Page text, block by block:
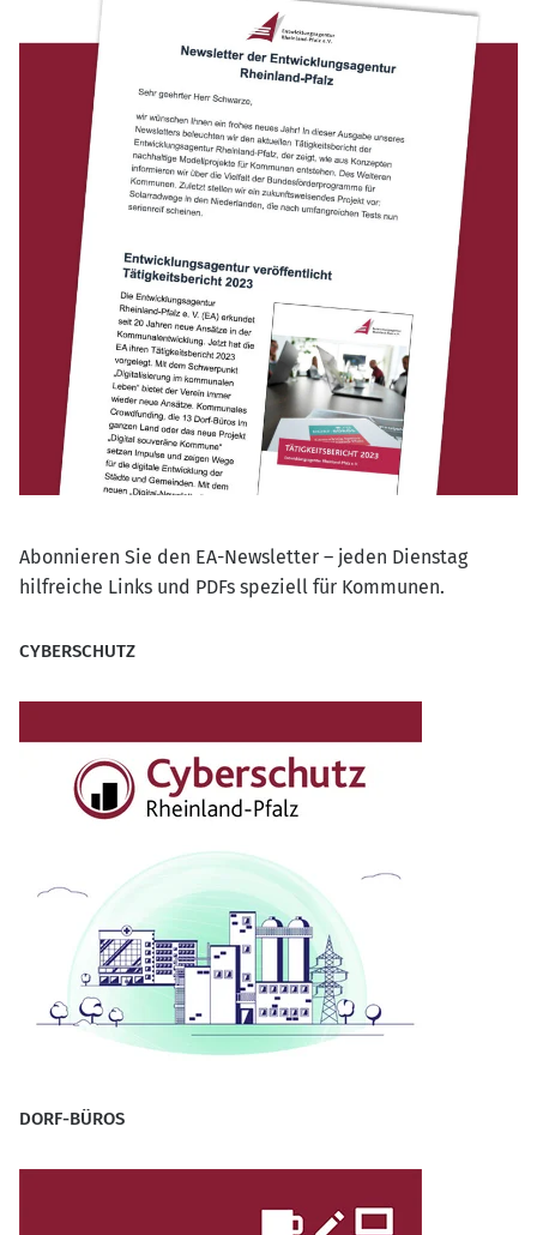
Abonnieren Sie den EA-Newsletter – jeden Dienstag
hilfreiche Links und PDFs speziell für Kommunen.
CYBERSCHUTZ
DORF-BÜROS